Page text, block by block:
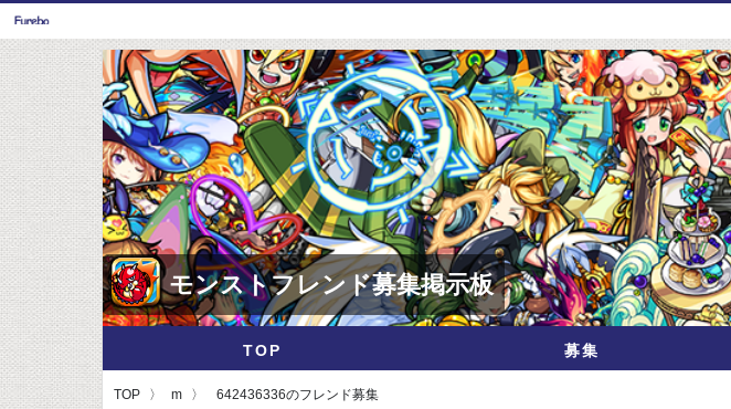
モンストフレンド募集掲示板
TOP 募集
TOP m 642436336のフレンド募集